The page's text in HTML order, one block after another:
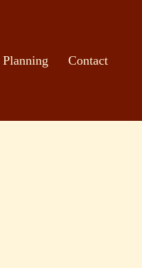
Planning Contact